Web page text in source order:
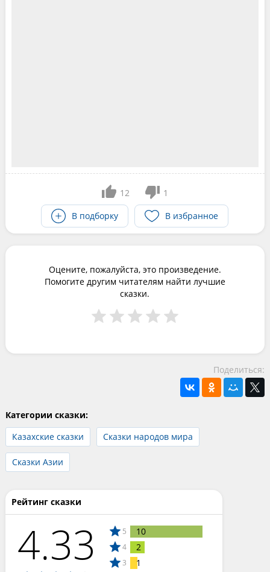
12
1
В подборку
В избранное
Оцените, пожалуйста, это произведение.
Помогите другим читателям найти лучшие
сказки.
Поделиться:
Категории сказки:
Казахские сказки
Сказки народов мира
Сказки Азии
Рейтинг сказки
4.33 5 10
4 2
3 1